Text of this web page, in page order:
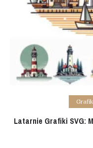
Latarnie Grafiki SVG: